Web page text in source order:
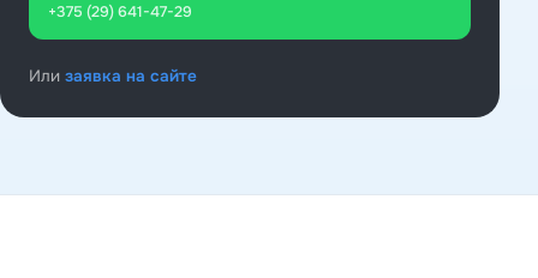
+375 (29) 641-47-29
Или заявка на сайте